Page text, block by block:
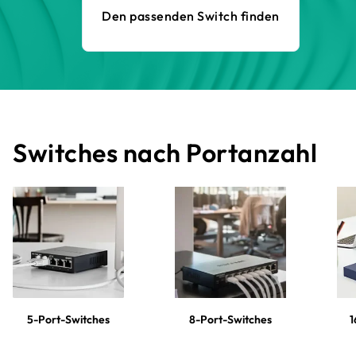
Den passenden Switch finden
Switches nach Portanzahl
5-Port-Switches 8-Port-Switches